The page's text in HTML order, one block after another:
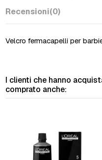
Recensioni(0)
Velcro fermacapelli per
I clienti che hanno
comprato anche: